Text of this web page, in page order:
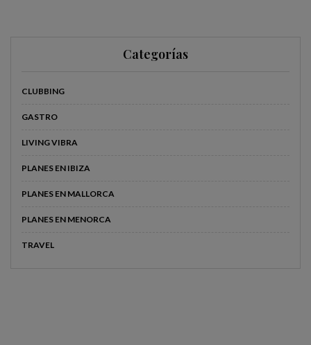
Categorías
CLUBBING
GASTRO
LIVING VIBRA
PLANES EN IBIZA
PLANES EN MALLORCA
PLANES EN MENORCA
TRAVEL